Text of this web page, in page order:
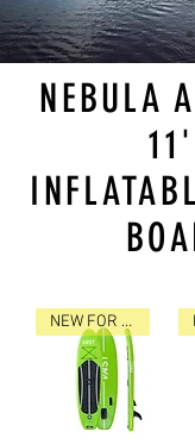
NEBULA
NEW FOR 2023